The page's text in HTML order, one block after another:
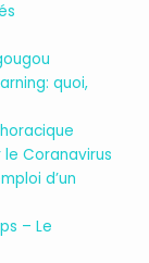
quoi,
le Coranavirus
d’un
– Le